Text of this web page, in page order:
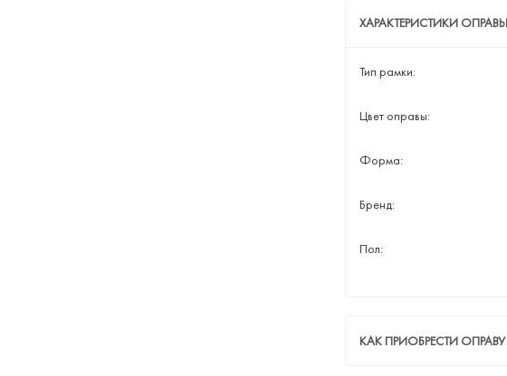
ХАРАКТЕРИСТИКИ ОПРАВЫ
Тип рамки:
Цвет оправы:
Форма:
Бренд:
Пол:
КАК ПРИОБРЕСТИ ОПРАВУ